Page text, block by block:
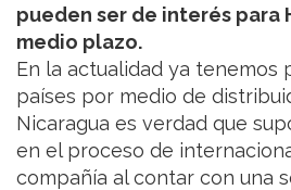
pueden ser de interés para
medio plazo.
En la actualidad ya tenemos
países por medio de
Nicaragua es verdad que
en el proceso de
compañía al contar con una